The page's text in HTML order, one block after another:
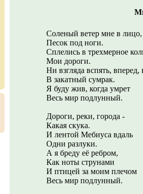
Соленый ветер мне в лицо,
Песок под ноги.
Сплелись в трехмерное
Мои дороги.
Ни взгляда вспять, вперед,
В закатный сумрак.
Я буду жив, когда умрет
Весь мир подлунный.
Дороги, реки, города -
Какая скука.
И лентой Мебиуса вдаль
Одни разлуки.
А я бреду её ребром,
Как ноты струнами
И птицей за моим плечом
Весь мир подлунный.